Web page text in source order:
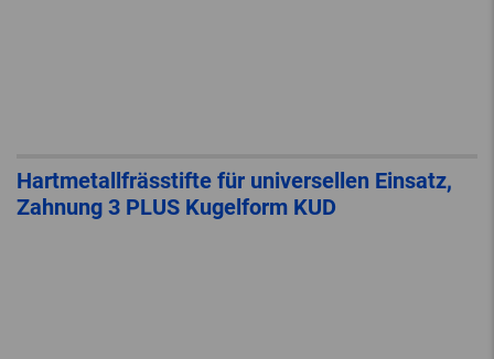
Hartmetallfrässtifte für universellen Einsatz,
Zahnung 3 PLUS Kugelform KUD